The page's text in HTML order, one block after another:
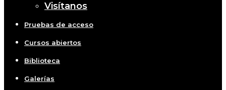
Visítanos
Pruebas de acceso
Cursos abiertos
Biblioteca
Galerías